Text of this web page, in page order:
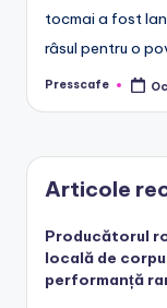
tocmai a fost
râsul pentru o
Posted
Presscafe
Articole
Producătorul
locală de
performanță